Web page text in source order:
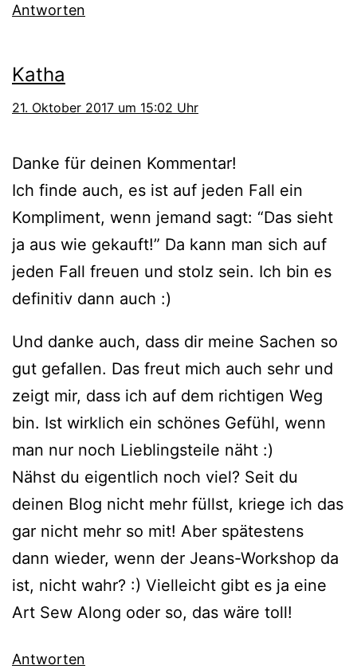
Antworten
Katha
21. Oktober 2017 um 15:02 Uhr
Danke für deinen Kommentar!
Ich finde auch, es ist auf jeden Fall ein
Kompliment, wenn jemand sagt: “Das sieht
ja aus wie gekauft!” Da kann man sich auf
jeden Fall freuen und stolz sein. Ich bin es
definitiv dann auch :)
Und danke auch, dass dir meine Sachen so
gut gefallen. Das freut mich auch sehr und
zeigt mir, dass ich auf dem richtigen Weg
bin. Ist wirklich ein schönes Gefühl, wenn
man nur noch Lieblingsteile näht :)
Nähst du eigentlich noch viel? Seit du
deinen Blog nicht mehr füllst, kriege ich das
gar nicht mehr so mit! Aber spätestens
dann wieder, wenn der Jeans-Workshop da
ist, nicht wahr? :) Vielleicht gibt es ja eine
Art Sew Along oder so, das wäre toll!
Antworten